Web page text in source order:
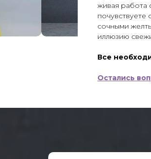
живая работа
сочными
иллюзию
Все
Остались